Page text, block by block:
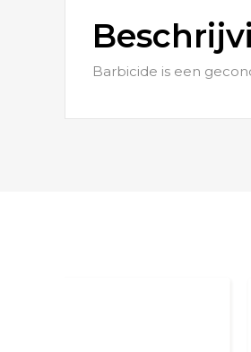
Barbicide is een